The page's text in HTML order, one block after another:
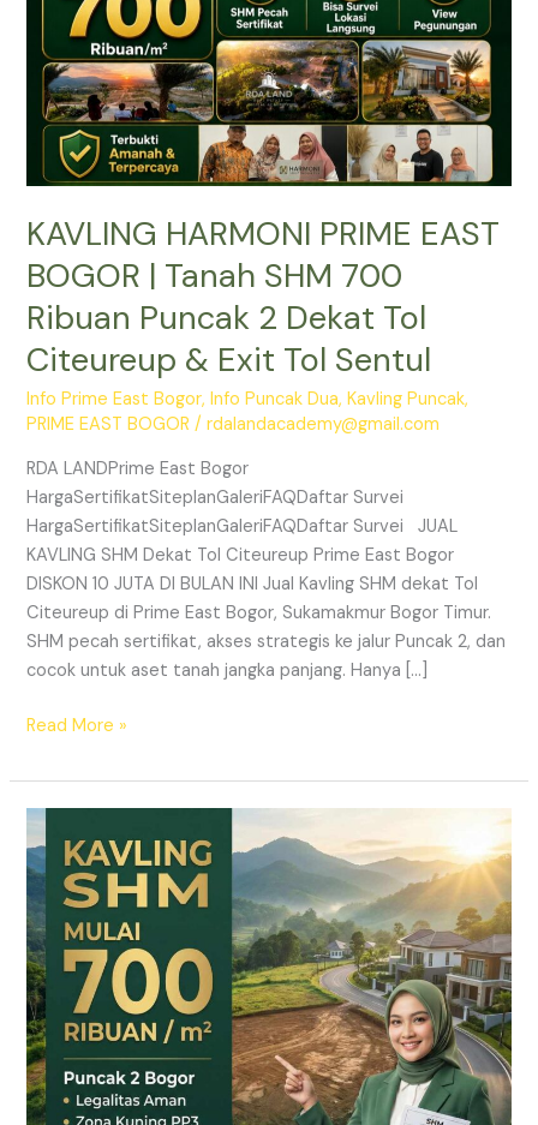
KAVLING HARMONI PRIME EAST
BOGOR | Tanah SHM 700
Ribuan Puncak 2 Dekat Tol
Citeureup & Exit Tol Sentul
Info Prime East Bogor,Info Puncak Dua,Kavling Puncak,
PRIME EAST BOGOR /rdalandacademy@gmail.com
RDA LANDPrime East Bogor
HargaSertifikatSiteplanGaleriFAQDaftar Survei
HargaSertifikatSiteplanGaleriFAQDaftar Survei JUAL
KAVLING SHM Dekat Tol Citeureup Prime East Bogor
DISKON 10 JUTA DI BULAN INI Jual Kavling SHM dekat Tol
Citeureup di Prime East Bogor, Sukamakmur Bogor Timur.
SHM pecah sertifikat, akses strategis ke jalur Puncak 2, dan
cocok untuk aset tanah jangka panjang. Hanya […]
700
Ribuan
Puncak
Dekat
Citeureup
Exit
Tol
Read More »
HARMONI
PRIME
EAST
BOGOR
–
KAVLING
SHM
LEGAL
DI
PUNCAK
2